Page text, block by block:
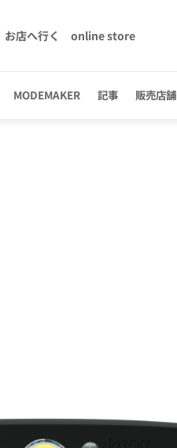
お店へ行く online store
MODEMAKER 記事 販売店舗